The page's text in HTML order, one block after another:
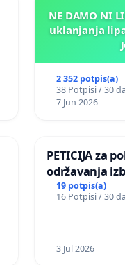
NE DAMO NI
uklanjanja
2 352 potpis(a)
38 Potpisi / 30
7 Jun 2026
PETICIJA za
održavanja
mjesnih
Bugojno
19 potpis(a)
16 Potpisi / 30
3 Jul 2026